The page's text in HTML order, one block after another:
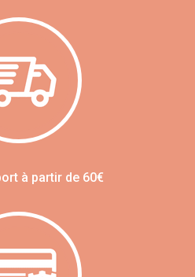
à partir de 60€